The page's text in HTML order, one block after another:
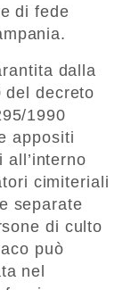
di fede
dalla
del decreto
1990
appositi
cimiteriali
separate
di culto
può
nel